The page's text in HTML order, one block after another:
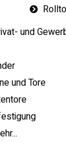
und
und Tore